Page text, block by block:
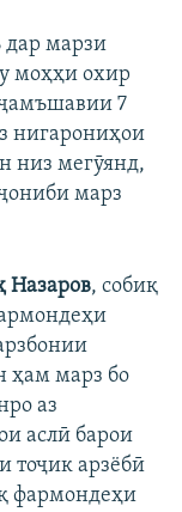
дар марзи
моҳҳи охир
7
нигарониҳои
низ мегӯянд,
марз
Назаров, собиқ
ҳам марз бо
аз
аслӣ барои
тоҷик арзёбӣ
фармондеҳи